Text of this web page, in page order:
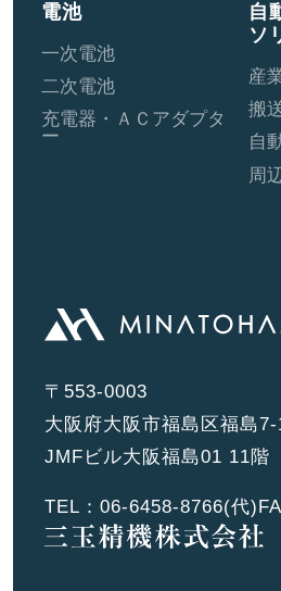
電池
一次電池
二次電池
充電器・ＡＣアダプタ
ー
自
ソ
産
搬
自
周
〒553-0003
大阪府大阪市福島区福島
JMFビル大阪福島01 11階
TEL： 06-6458-8766(代)